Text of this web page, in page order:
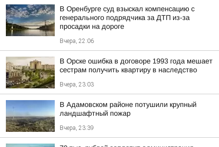
В Оренбурге суд взыскал компенсацию с
генерального подрядчика за ДТП из-за
просадки на дороге
Вчера, 22:06
В Орске ошибка в договоре 1993 года мешает
сестрам получить квартиру в наследство
Вчера, 23:03
В Адамовском районе потушили крупный
ландшафтный пожар
Вчера, 23:39